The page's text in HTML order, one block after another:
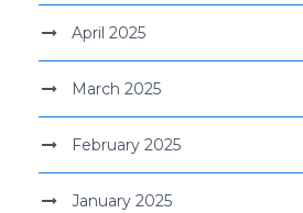
April 2025
March 2025
February 2025
January 2025